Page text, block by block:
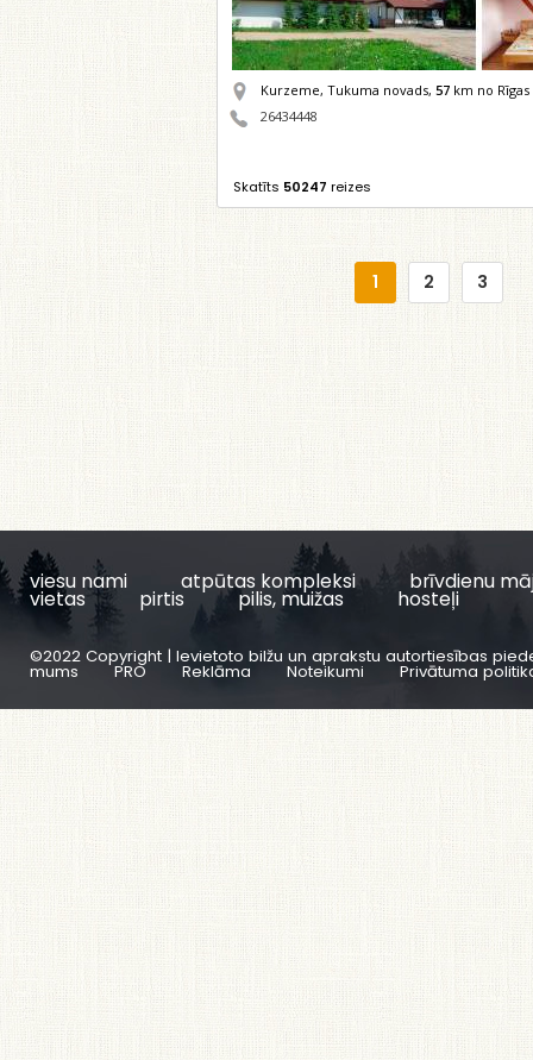
Kurzeme, Tukuma novads, 57 km no Rīgas
26434448
Skatīts 50247 reizes
1 2 3
viesu nami atpūtas kompleksi brīvdienu
vietas pirtis pilis, muižas hosteļi
©2022 Copyright | Ievietoto bilžu un aprakstu autortiesības
mums PRO Reklāma Noteikumi Privātuma